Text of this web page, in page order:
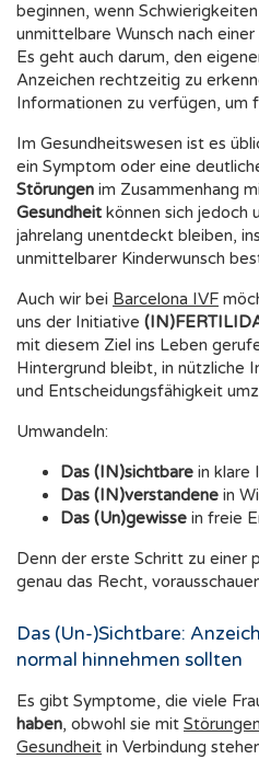
beginnen, wenn
unmittelbare Wunsch nach
Es geht auch darum, den
Anzeichen rechtzeitig zu
Informationen zu verfügen, um
Im Gesundheitswesen ist es
ein Symptom oder eine
Störungen im Zusammenhang
Gesundheit können sich jedoch
jahrelang unentdeckt bleiben,
unmittelbarer Kinderwunsch
Auch wir bei Barcelona IVF
uns der Initiative
mit diesem Ziel ins Leben
Hintergrund bleibt, in nützliche
und Entscheidungsfähigkeit
Umwandeln:
Das (IN)sichtbare in klare
Das (IN)verstandene in
Das (Un)gewisse in freie
Denn der erste Schritt zu einer
genau das Recht,
Das (Un-)Sichtbare:
normal hinnehmen sollten
Es gibt Symptome, die viele
haben, obwohl sie mit
Gesundheit in Verbindung